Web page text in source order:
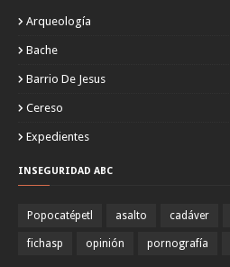
Arqueología
Bache
Barrio De Jesus
Cereso
Expedientes
INSEGURIDAD ABC
Popocatépetl asalto cadáver
fichasp opinión pornografía